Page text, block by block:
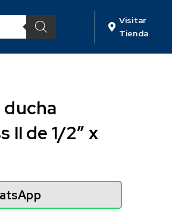
Visitar
Tienda
II de 1/2″ x